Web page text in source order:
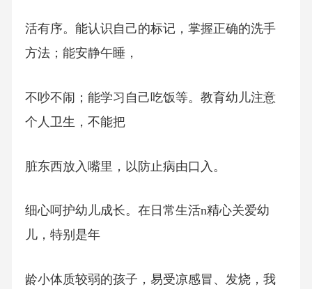
活有序。能认识自己的标记，掌握正确的洗手
方法；能安静午睡，
不吵不闹；能学习自己吃饭等。教育幼儿注意
个人卫生，不能把
脏东西放入嘴里，以防止病由口入。
细心呵护幼儿成长。在日常生活n精心关爱幼
儿，特别是年
龄小体质较弱的孩子，易受凉感冒、发烧，我